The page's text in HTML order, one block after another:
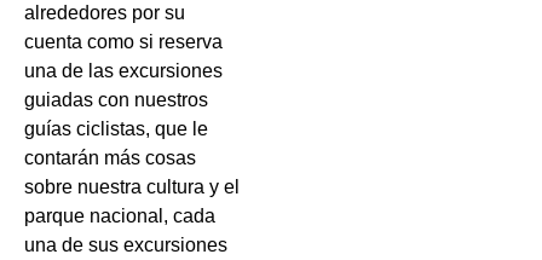
alrededores por su
cuenta como si reserva
una de las excursiones
guiadas con nuestros
guías ciclistas, que le
contarán más cosas
sobre nuestra cultura y el
parque nacional, cada
una de sus excursiones